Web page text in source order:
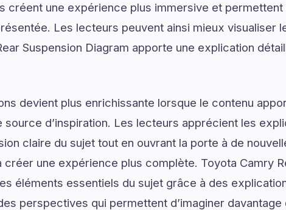
créent une expérience plus immersive et permettent
Les lecteurs peuvent ainsi mieux visualiser
Suspension Diagram apporte une explication
devient plus enrichissante lorsque le contenu
source d’inspiration. Les lecteurs apprécient les
claire du sujet tout en ouvrant la porte à de
créer une expérience plus complète. Toyota Camry
éléments essentiels du sujet grâce à des
perspectives qui permettent d’imaginer davantage